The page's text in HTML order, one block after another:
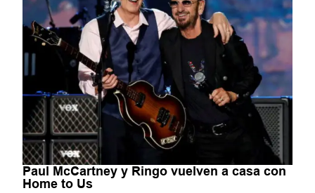
Paul McCartney y Ringo vuelven a casa con
Home to Us